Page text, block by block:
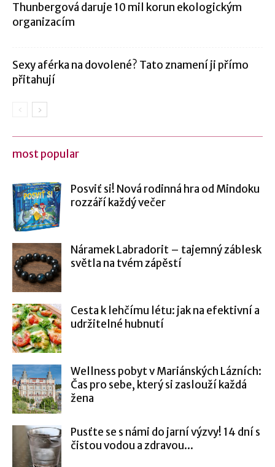
Thunbergová daruje 10 mil korun ekologickým
organizacím
Sexy aférka na dovolené? Tato znamení ji přímo
přitahují
most popular
Posviť si! Nová rodinná hra od Mindoku
rozzáří každý večer
Náramek Labradorit – tajemný záblesk
světla na tvém zápěstí
Cesta k lehčímu létu: jak na efektivní a
udržitelné hubnutí
Wellness pobyt v Mariánských Lázních:
Čas pro sebe, který si zaslouží každá
žena
Pusťte se s námi do jarní výzvy! 14 dní s
čistou vodou a zdravou...